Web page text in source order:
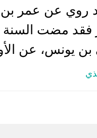
روي عن عمر بن
فقد مضت السنة
يونس، عن